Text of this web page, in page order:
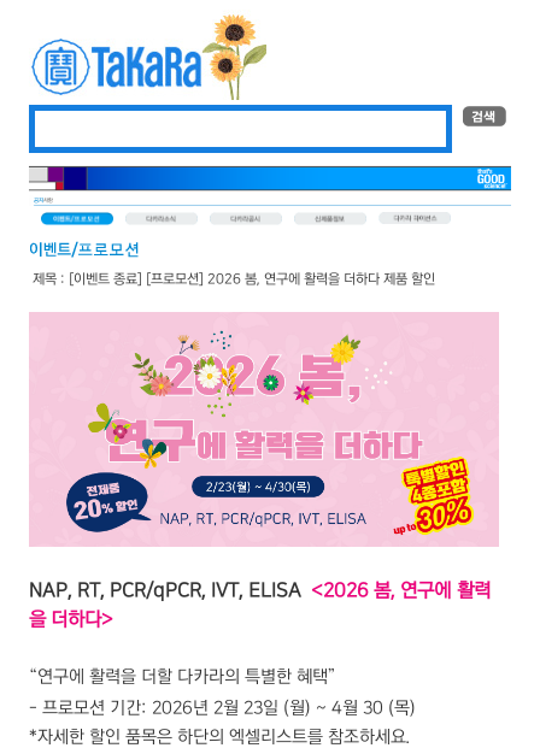
제목 : [이벤트 종료] [프로모션] 2026 봄, 연구에 활력을 더하다 제품 할인
NAP, RT, PCR/qPCR, IVT, ELISA <2026 봄, 연구에 활력
을 더하다>
“연구에 활력을 더할 다카라의 특별한 혜택”
- 프로모션 기간: 2026년 2월 23일 (월) ~ 4월 30 (목)
*자세한 할인 품목은 하단의 엑셀리스트를 참조하세요.